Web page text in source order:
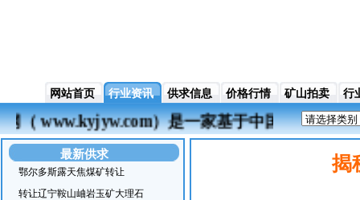
网站首页 行业资讯 供求信息 价格行情 矿山拍卖 行
（ www.kyjyw.com）是一家基于中国矿业交易
最新供求
鄂尔多斯露天焦煤矿转让
转让辽宁鞍山岫岩玉矿大理石
揭